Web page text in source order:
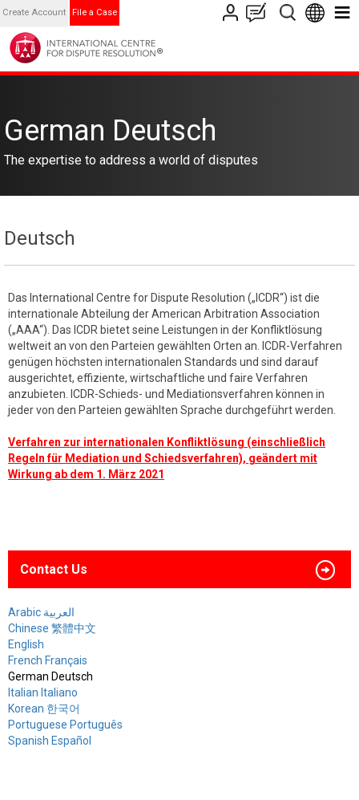
Create Account File a Case
German Deutsch
The expertise to address a world of disputes
Deutsch
Das International Centre for Dispute Resolution („ICDR“) ist die
internationale Abteilung der American Arbitration Association
(„AAA“). Das ICDR bietet seine Leistungen in der Konfliktlösung
weltweit an von den Parteien gewählten Orten an. ICDR-Verfahren
genügen höchsten internationalen Standards und sind darauf
ausgerichtet, effiziente, wirtschaftliche und faire Verfahren
anzubieten. ICDR-Schieds- und Mediationsverfahren können in
jeder von den Parteien gewählten Sprache durchgeführt werden.
Verfahren zur internationalen Konfliktlösung (einschließlich
Regeln für Mediation und Schiedsverfahren), geändert mit
Wirkung ab dem 1. März 2021
Contact Us
Arabic العربية
Chinese 繁體中文
English
French Français
German Deutsch
Italian Italiano
Korean 한국어
Portuguese Português
Spanish Español